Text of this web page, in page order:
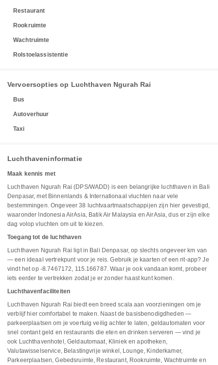
Restaurant
Rookruimte
Wachtruimte
Rolstoelassistentie
Vervoersopties op Luchthaven Ngurah Rai
Bus
Autoverhuur
Taxi
Luchthaveninformatie
Maak kennis met
Luchthaven Ngurah Rai (DPS/WADD) is een belangrijke luchthaven in Bali
Denpasar, met Binnenlands & Internationaal vluchten naar vele
bestemmingen. Ongeveer 38 luchtvaartmaatschappijen zijn hier gevestigd,
waaronder Indonesia AirAsia, Batik Air Malaysia en AirAsia, dus er zijn elke
dag volop vluchten om uit te kiezen.
Toegang tot de luchthaven
Luchthaven Ngurah Rai ligt in Bali Denpasar, op slechts ongeveer km van
— een ideaal vertrekpunt voor je reis. Gebruik je kaarten of een rit-app? Je
vindt het op -8.7467172, 115.166787. Waar je ook vandaan komt, probeer
iets eerder te vertrekken zodat je er zonder haast kunt komen.
Luchthavenfaciliteiten
Luchthaven Ngurah Rai biedt een breed scala aan voorzieningen om je
verblijf hier comfortabel te maken. Naast de basisbenodigdheden —
parkeerplaatsen om je voertuig veilig achter te laten, geldautomaten voor
snel contant geld en restaurants die eten en drinken serveren — vind je
ook Luchthavenhotel, Geldautomaat, Kliniek en apotheken,
Valutawisselservice, Belastingvrije winkel, Lounge, Kinderkamer,
Parkeerplaatsen, Gebedsruimte, Restaurant, Rookruimte, Wachtruimte en